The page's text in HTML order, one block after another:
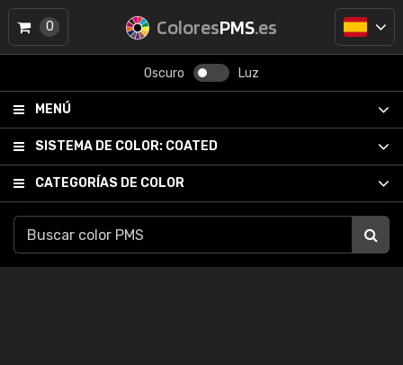
ColoresPMS.es
Oscuro Luz
MENÚ
SISTEMA DE COLOR: COATED
CATEGORÍAS DE COLOR
0